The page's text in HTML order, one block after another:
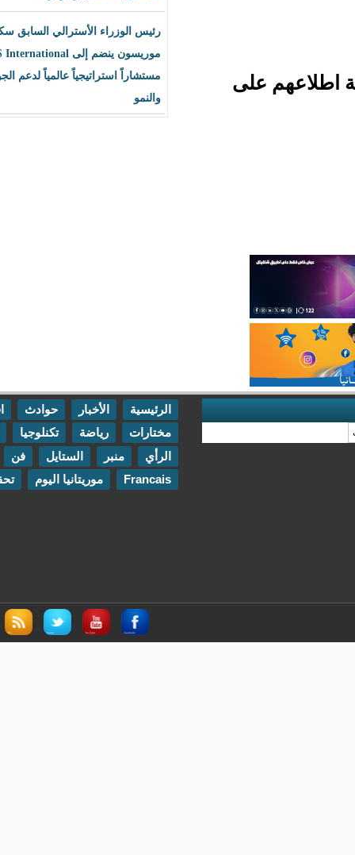
رئيس الوزراء الأسترالي السابق سكوت
موريسون ينضم إلى BLS International
مستشاراً استراتيجياً عالمياً لدعم الجودة
حوادث
اقتصاد
تكنلوجيا
مقابلات
الستايل فن
اتصل بنا
موريتانيا اليوم تحقيقات